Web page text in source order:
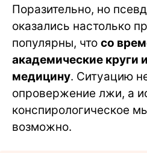
Поразительно, но
оказались настолько
популярны, что со
академические круги
медицину. Ситуацию
опровержение лжи, а
конспирологическое
возможно.